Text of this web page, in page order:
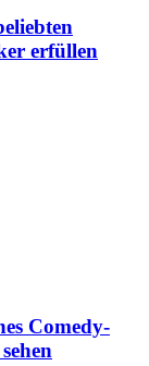
erfüllen
Comedy-